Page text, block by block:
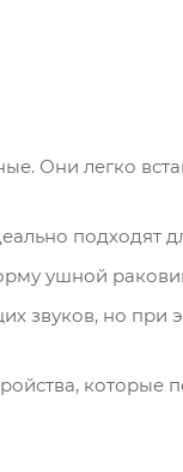
Они легко
подходят
ушной
но при
которые